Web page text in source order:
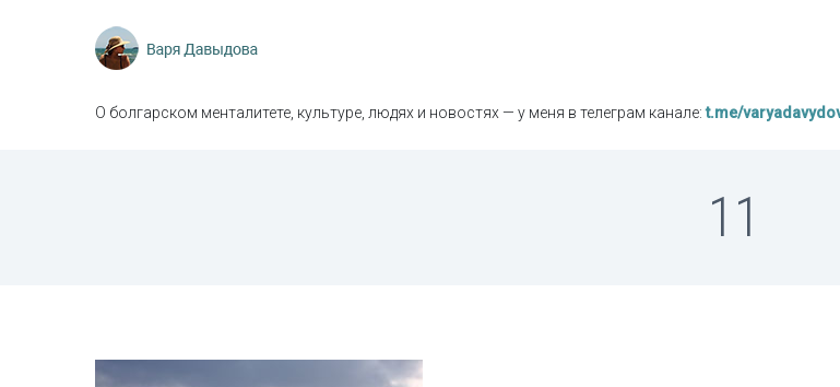
О болгарском менталитете, культуре, людях и новостях — у меня в телеграм канале:t.me/
11